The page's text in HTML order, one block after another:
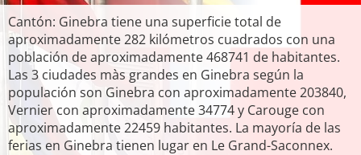
Cantón: Ginebra tiene una superficie total de
aproximadamente 282 kilómetros cuadrados con una
población de aproximadamente 468741 de habitantes.
Las 3 ciudades màs grandes en Ginebra según la
populación son Ginebra con aproximadamente 203840,
Vernier con aproximadamente 34774 y Carouge con
aproximadamente 22459 habitantes. La mayoría de las
ferias en Ginebra tienen lugar en Le Grand-Saconnex.